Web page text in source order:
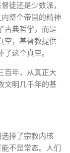
徒还是少数派，
整个帝国的精神
古典哲学，而是
空，基督教提供
这个真空。
百年，从真正大
文明几千年的基
择了宗教内核
不是常态。人们